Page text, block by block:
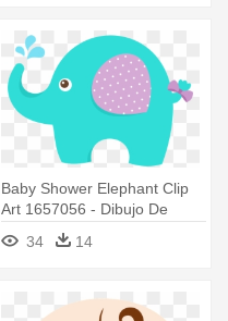
Baby Shower Elephant Clip
Art 1657056 - Dibujo De
Elefante Bebe Para Baby
Shower
34 14